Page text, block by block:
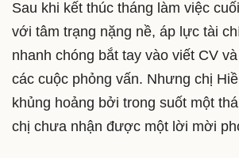
Sau khi kết thúc tháng làm việc
với tâm trạng nặng nề, áp lực tài
nhanh chóng bắt tay vào viết CV
các cuộc phỏng vấn. Nhưng chị
khủng hoảng bởi trong suốt một
chị chưa nhận được một lời mời